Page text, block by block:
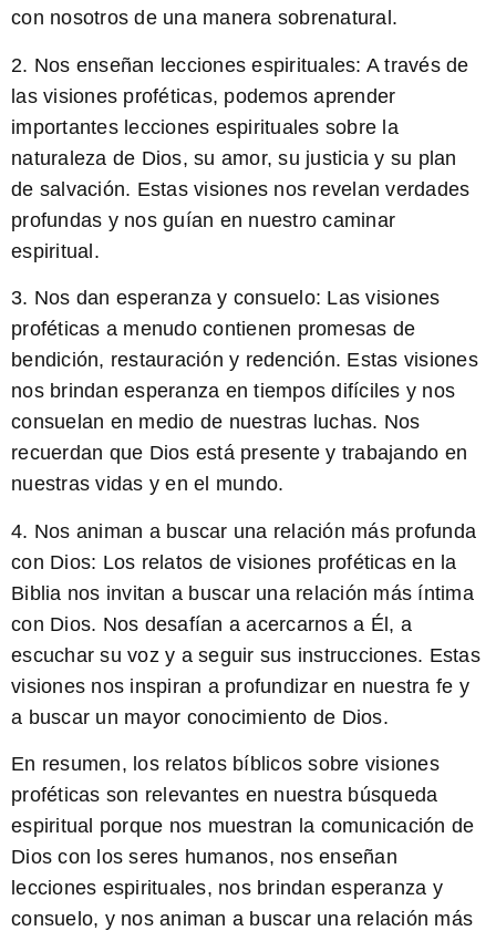
con nosotros de una manera sobrenatural.
2. Nos enseñan lecciones espirituales: A través de
las visiones proféticas, podemos aprender
importantes lecciones espirituales sobre la
naturaleza de Dios, su amor, su justicia y su plan
de salvación. Estas visiones nos revelan verdades
profundas y nos guían en nuestro caminar
espiritual.
3. Nos dan esperanza y consuelo: Las visiones
proféticas a menudo contienen promesas de
bendición, restauración y redención. Estas visiones
nos brindan esperanza en tiempos difíciles y nos
consuelan en medio de nuestras luchas. Nos
recuerdan que Dios está presente y trabajando en
nuestras vidas y en el mundo.
4. Nos animan a buscar una relación más profunda
con Dios: Los relatos de visiones proféticas en la
Biblia nos invitan a buscar una relación más íntima
con Dios. Nos desafían a acercarnos a Él, a
escuchar su voz y a seguir sus instrucciones. Estas
visiones nos inspiran a profundizar en nuestra fe y
a buscar un mayor conocimiento de Dios.
En resumen, los relatos bíblicos sobre visiones
proféticas son relevantes en nuestra búsqueda
espiritual porque nos muestran la comunicación de
Dios con los seres humanos, nos enseñan
lecciones espirituales, nos brindan esperanza y
consuelo, y nos animan a buscar una relación más